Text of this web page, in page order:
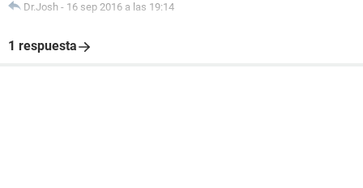
Dr.Josh - 16 sep 2016 a las 19:14
1 respuesta